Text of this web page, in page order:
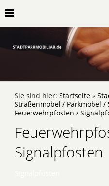
Sie sind hier: Startseite »
Straßenmöbel / Parkmöbel /
Feuerwehrpfosten /
Signalpfosten